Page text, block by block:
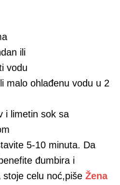
ili
vodu
malo ohlađenu vodu u 2
i limetin sok sa
5-10 minuta. Da
đumbira i
celu noć,piše Žena